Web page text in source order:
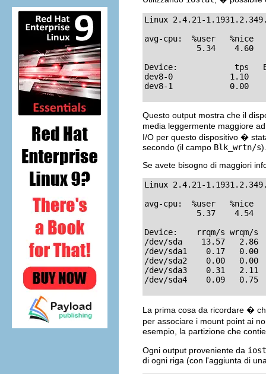
Linux 2.4.21-
avg-cpu:  %user   %nice
5.34    4.60
Device:            tps
dev8-0            1.10
dev8-1            0.00
Questo output mostra che il
media leggermente maggiore
I/O per questo dispositivo �
secondo (il campo Blk_wrtn/s).
Se avete bisogno di maggiori
Linux 2.4.21-
avg-cpu:  %user   %nice
5.37    4.54
Device:    rrqm/s wrqm/
/dev/sda    13.57
/dev/sda1    0.17
/dev/sda2    0.00
/dev/sda3    0.31
/dev/sda4    0.09
La prima cosa da ricordare �
per associare i mount point ai
esempio, la partizione che
Ogni output proveniente da
di ogni riga (con l'aggiunta di